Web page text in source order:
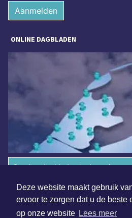
Deze website maakt gebruik
ervoor te zorgen dat u de beste
op onze website Lees meer
Aanmelden
ONLINE DAGBLADEN
Overige dagbladen in de regio
Algemene voorwaarden
Disclaimer